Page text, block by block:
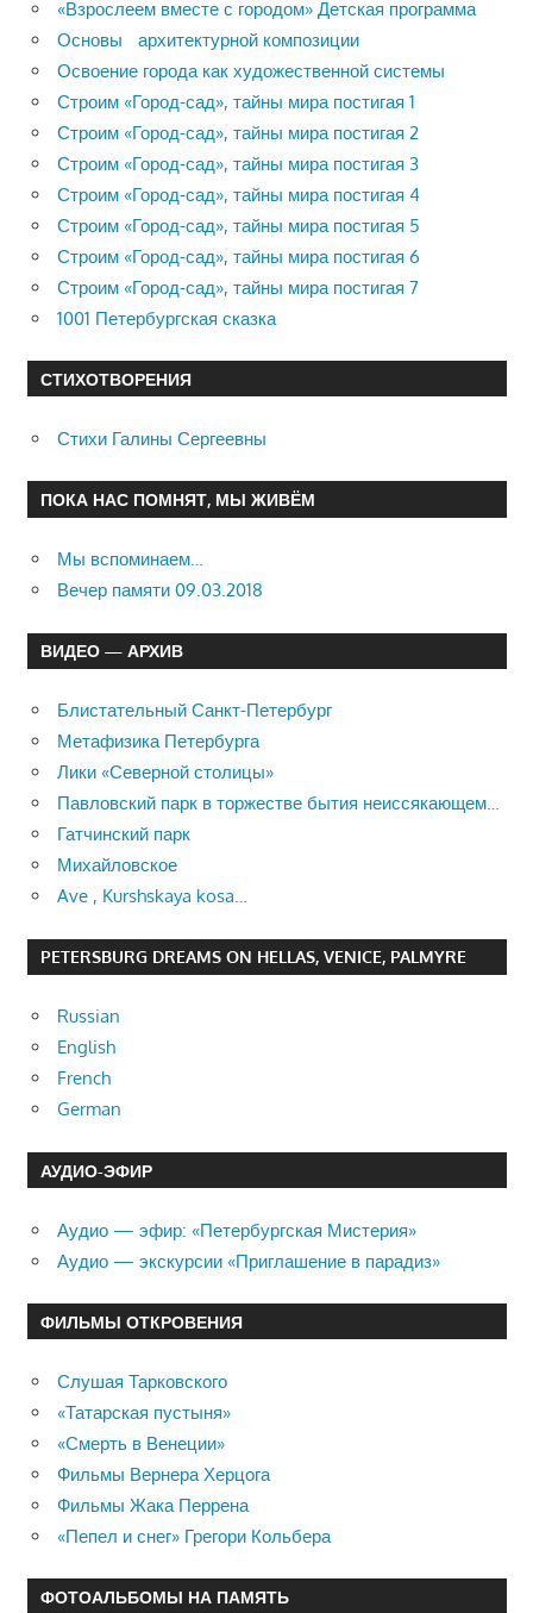
«Взрослеем вместе с городом» Детская программа
Основы архитектурной композиции
Освоение города как художественной системы
Строим «Город-сад», тайны мира постигая 1
Строим «Город-сад», тайны мира постигая 2
Строим «Город-сад», тайны мира постигая 3
Строим «Город-сад», тайны мира постигая 4
Строим «Город-сад», тайны мира постигая 5
Строим «Город-сад», тайны мира постигая 6
Строим «Город-сад», тайны мира постигая 7
1001 Петербургская сказка
СТИХОТВОРЕНИЯ
Стихи Галины Сергеевны
ПОКА НАС ПОМНЯТ, МЫ ЖИВЁМ
Мы вспоминаем…
Вечер памяти 09.03.2018
ВИДЕО — АРХИВ
Блистательный Санкт-Петербург
Метафизика Петербурга
Лики «Северной столицы»
Павловский парк в торжестве бытия неиссякающем…
Гатчинский парк
Михайловское
Ave , Kurshskaya kosa…
PETERSBURG DREAMS ON HELLAS, VENICE, PALMYRE
Russian
English
French
German
АУДИО-ЭФИР
Аудио — эфир: «Петербургская Мистерия»
Аудио — экскурсии «Приглашение в парадиз»
ФИЛЬМЫ ОТКРОВЕНИЯ
Слушая Тарковского
«Татарская пустыня»
«Смерть в Венеции»
Фильмы Вернера Херцога
Фильмы Жака Перрена
«Пепел и снег» Грегори Кольбера
ФОТОАЛЬБОМЫ НА ПАМЯТЬ